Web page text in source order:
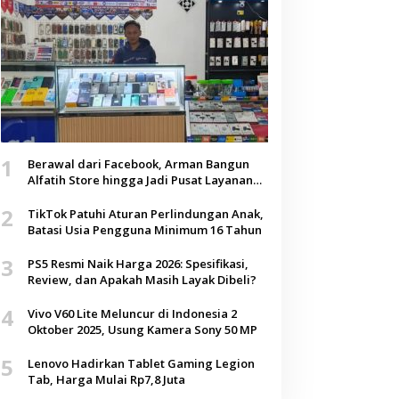
1
Berawal dari Facebook, Arman Bangun
Alfatih Store hingga Jadi Pusat Layanan
2
TikTok Patuhi Aturan Perlindungan Anak,
Batasi Usia Pengguna Minimum 16 Tahun
3
PS5 Resmi Naik Harga 2026: Spesifikasi,
Review, dan Apakah Masih Layak Dibeli?
4
Vivo V60 Lite Meluncur di Indonesia 2
Oktober 2025, Usung Kamera Sony 50 MP
5
Lenovo Hadirkan Tablet Gaming Legion
Tab, Harga Mulai Rp7,8 Juta